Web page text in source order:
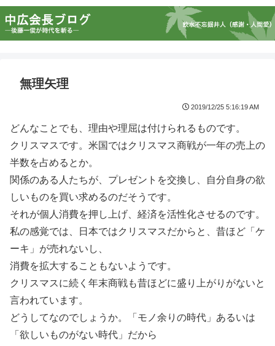
無理矢理
2019/12/25 5:16:19 AM
どんなことでも、理由や理屈は付けられるものです。
クリスマスです。米国ではクリスマス商戦が一年の売上の
半数を占めるとか。
関係のある人たちが、プレゼントを交換し、自分自身の欲
しいものを買い求めるのだそうです。
それが個人消費を押し上げ、経済を活性化させるのです。
私の感覚では、日本ではクリスマスだからと、昔ほど「ケ
ーキ」が売れないし、
消費を拡大することもないようです。
クリスマスに続く年末商戦も昔ほどに盛り上がりがないと
言われています。
どうしてなのでしょうか。「モノ余りの時代」あるいは
「欲しいものがない時代」だから